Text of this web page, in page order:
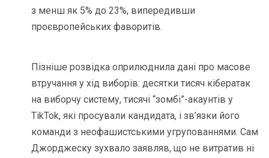
з менш як 5% до 23%, випередивши
проєвропейських фаворитів.
Пізніше розвідка оприлюднила дані про масове
втручання у хід виборів: десятки тисяч кібератак
на виборчу систему, тисячі “зомбі”-акаунтів у
TikTok, які просували кандидата, і зв’язки його
команди з неофашистськими угрупованнями. Сам
Джорджеску зухвало заявляв, що не витратив ні